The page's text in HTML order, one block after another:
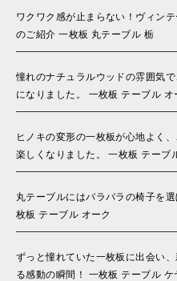
ワクワク感が止まらない！ヴィン
のご紹介 一枚板 丸テーブル 栃
憧れのナチュラルウッドの雰囲気
になりました。 一枚板 テーブル オ
ヒノキの変形の一枚板が心地よく
楽しくなりました。 一枚板 テーブ
丸テーブルにはバラバラの椅子を
枚板 テーブル オーク
ずっと憧れていた一枚板に出会い
る感動の瞬間！ 一枚板 テーブル ケ